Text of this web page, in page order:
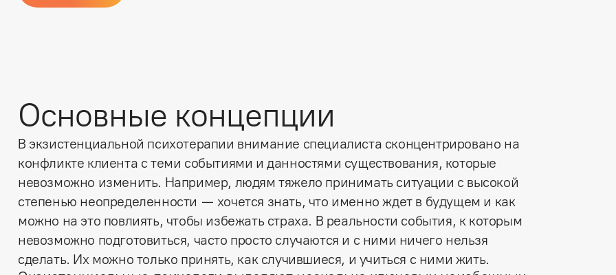
Основные концепции
В экзистенциальной психотерапии внимание специалиста сконцентрировано на
конфликте клиента с теми событиями и данностями существования, которые
невозможно изменить. Например, людям тяжело принимать ситуации с высокой
степенью неопределенности — хочется знать, что именно ждет в будущем и как
можно на это повлиять, чтобы избежать страха. В реальности события, к которым
невозможно подготовиться, часто просто случаются и с ними ничего нельзя
сделать. Их можно только принять, как случившиеся, и учиться с ними жить.